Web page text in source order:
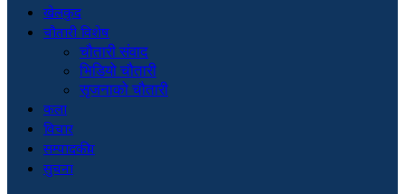
खेलकुद
चौतारी विशेष
चौतारी संवाद
भिडियो चौतारी
सृजनाको चौतारी
कला
विचार
सम्पादकीय
सुचना